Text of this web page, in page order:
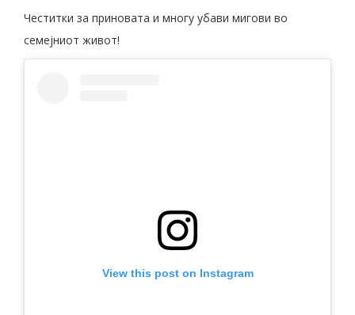
Честитки за приновата и многу убави мигови во
семејниот живот!
View this post on Instagram